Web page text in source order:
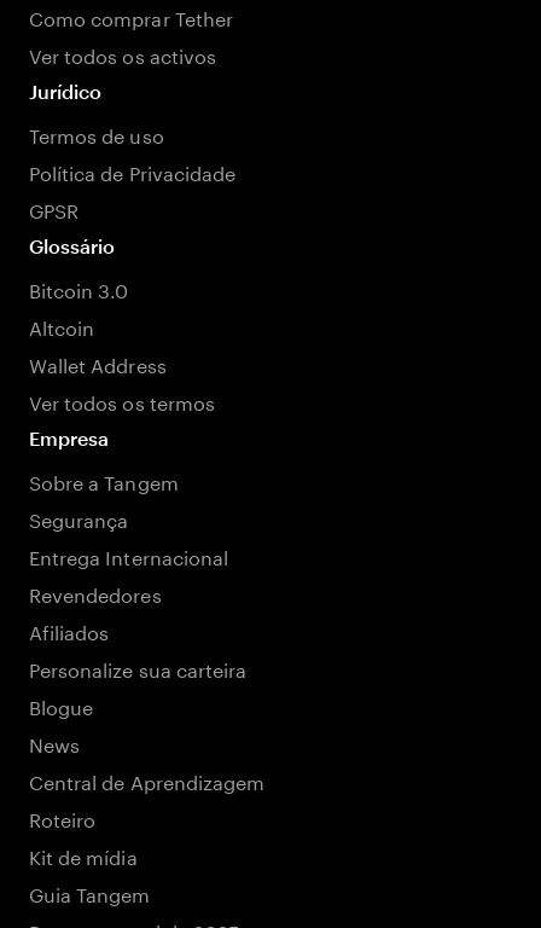
Como comprar Tether
Ver todos os activos
Jurídico
Termos de uso
Política de Privacidade
GPSR
Glossário
Bitcoin 3.0
Altcoin
Wallet Address
Ver todos os termos
Empresa
Sobre a Tangem
Segurança
Entrega Internacional
Revendedores
Afiliados
Personalize sua carteira
Blogue
News
Central de Aprendizagem
Roteiro
Kit de mídia
Guia Tangem